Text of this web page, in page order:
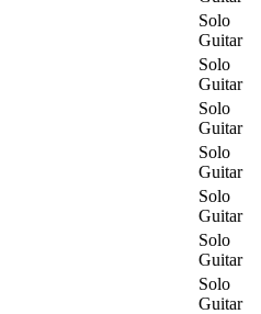
Solo
Guitar
Solo
Guitar
Solo
Guitar
Solo
Guitar
Solo
Guitar
Solo
Guitar
Solo
Guitar